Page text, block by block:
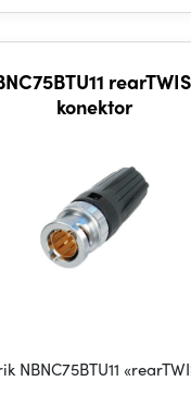
konektor
NBNC75BTU11